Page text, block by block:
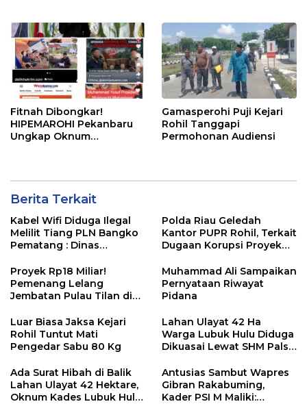
Fitnah Dibongkar!
HIPEMAROHI Pekanbaru
Ungkap Oknum
Gamasperohi Puji Kejari
Rohil Tanggapi
Permohonan Audiensi
Berita Terkait
Kabel Wifi Diduga Ilegal
Melilit Tiang PLN Bangko
Pematang : Dinas
Segera Ditindak
Polda Riau Geledah
Kantor PUPR Rohil, Terkait
Dugaan Korupsi Proyek
Miliar
Proyek Rp18 Miliar!
Pemenang Lelang
Jembatan Pulau Tilan di
Transparansi
Dipertanyakan
Muhammad Ali Sampaikan
Pernyataan Riwayat
Pidana
Luar Biasa Jaksa Kejari
Rohil Tuntut Mati
Pengedar Sabu 80 Kg
Lahan Ulayat 42 Ha
Warga Lubuk Hulu Diduga
Dikuasai Lewat SHM Palsu
BPN & Polisi Usut Tuntas
Ada Surat Hibah di Balik
Lahan Ulayat 42 Hektare,
Oknum Kades Lubuk Hulu
Antusias Sambut Wapres
Gibran Rakabuming,
Kader PSI M Maliki: